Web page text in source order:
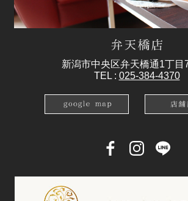
新潟市中央区弁天橋通1丁目
TEL : 025-384-4370